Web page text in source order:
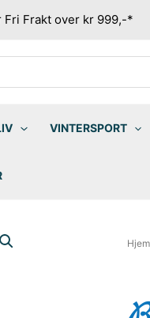
Fri Frakt over kr 999,-*
VINTERSPORT
Hjem